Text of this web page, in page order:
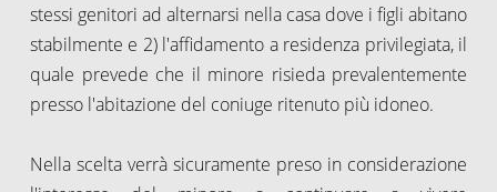
stessi genitori ad alternarsi nella casa dove i figli abitano
stabilmente e 2) l'affidamento a residenza privilegiata, il
quale prevede che il minore risieda prevalentemente
presso l'abitazione del coniuge ritenuto più idoneo.
Nella scelta verrà sicuramente preso in considerazione